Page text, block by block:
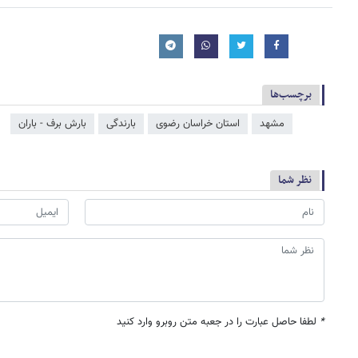
برچسب‌ها
مشهد استان خراسان رضوی بارندگی بارش برف - باران
نظر شما
* لطفا حاصل عبارت را در جعبه متن روبرو وارد کنید